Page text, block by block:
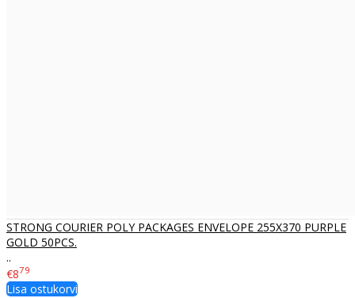
STRONG COURIER POLY PACKAGES ENVELOPE 255X370 PURPLE
GOLD 50PCS.
..
€879
Lisa ostukorvi